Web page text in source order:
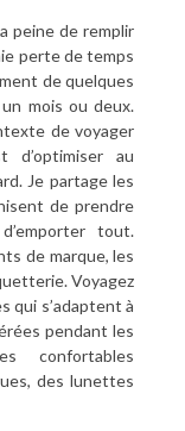
peine de remplir
perte de temps
de quelques
mois ou deux.
de voyager
d’optimiser au
Je partage les
de prendre
tout.
de marque, les
Voyagez
qui s’adaptent à
pendant les
confortables
des lunettes